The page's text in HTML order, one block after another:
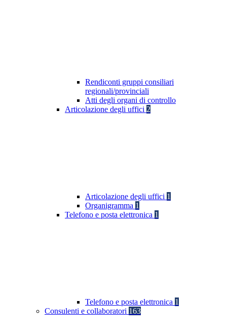
Rendiconti gruppi consiliari
regionali/provinciali
Atti degli organi di controllo
Articolazione degli uffici 2
Articolazione degli uffici 1
Organigramma 1
Telefono e posta elettronica 1
Telefono e posta elettronica 1
Consulenti e collaboratori 163